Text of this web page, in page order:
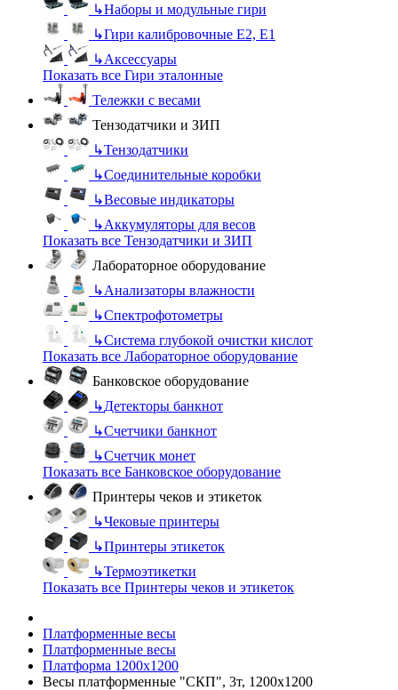
↳Наборы и модульные гири
↳Гири калибровочные E2, Е1
↳Аксессуары
Показать все Гири эталонные
Тележки с весами
Тензодатчики и ЗИП
↳Тензодатчики
↳Соединительные коробки
↳Весовые индикаторы
↳Аккумуляторы для весов
Показать все Тензодатчики и ЗИП
Лабораторное оборудование
↳Анализаторы влажности
↳Спектрофотометры
↳Система глубокой очистки кислот
Показать все Лабораторное оборудование
Банковское оборудование
↳Детекторы банкнот
↳Счетчики банкнот
↳Счетчик монет
Показать все Банковское оборудование
Принтеры чеков и этикеток
↳Чековые принтеры
↳Принтеры этикеток
↳Термоэтикетки
Показать все Принтеры чеков и этикеток
Платформенные весы
Платформенные весы
Платформа 1200х1200
Весы платформенные "СКП", 3т, 1200х1200